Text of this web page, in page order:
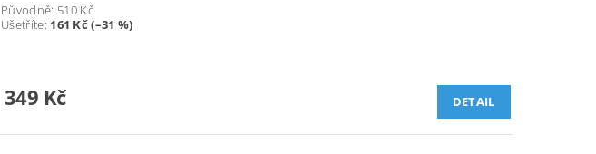
Původně: 510 Kč
Ušetříte: 161 Kč (–31 %)
349 Kč DETAIL